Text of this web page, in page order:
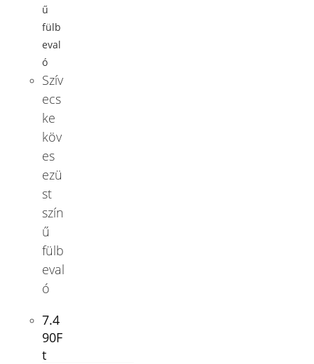
Szív
ecs
ke
köv
es
ezü
st
szín
ű
fülb
eval
ó
7.4
90F
t